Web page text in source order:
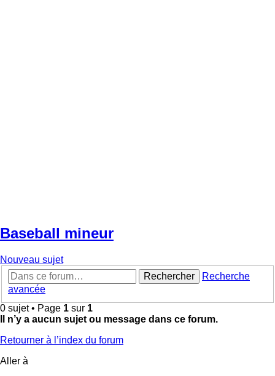
Baseball mineur
Nouveau sujet
Rechercher
Recherche
avancée
0 sujet • Page 1 sur 1
Il n’y a aucun sujet ou message dans ce forum.
Retourner à l’index du forum
Aller à